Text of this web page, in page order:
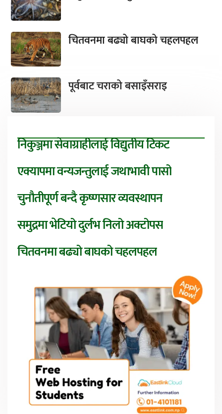
चितवनमा बढ्यो बाघको चहलपहल
पूर्वबाट चराको बसाइँसराइ
निकुञ्जमा सेवाग्राहीलाई विद्युतीय टिकट
एक्यापमा वन्यजन्तुलाई जथाभावी पासो
चुनौतीपूर्ण बन्दै कृष्णसार व्यवस्थापन
समुद्रमा भेटियो दुर्लभ निलो अक्टोपस
चितवनमा बढ्यो बाघको चहलपहल